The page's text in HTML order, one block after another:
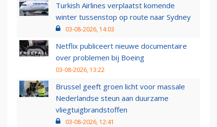
Turkish Airlines verplaatst komende
winter tussenstop op route naar Sydney
03-08-2026, 14:03
Netflix publiceert nieuwe documentaire
over problemen bij Boeing
03-08-2026, 13:22
Brussel geeft groen licht voor massale
Nederlandse steun aan duurzame
vliegtuigbrandstoffen
03-08-2026, 12:41